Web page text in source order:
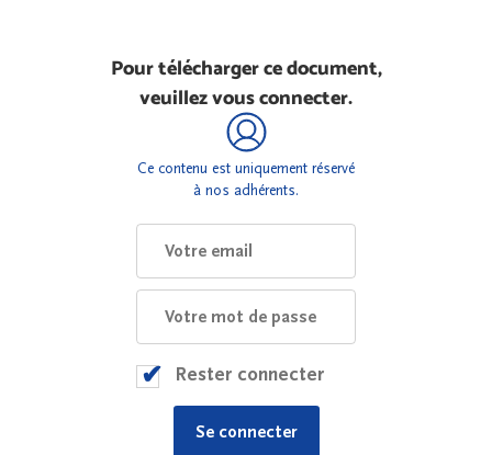
Pour télécharger ce document,
veuillez vous connecter.
Ce contenu est uniquement réservé
à nos adhérents.
Rester connecter